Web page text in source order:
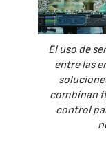
El uso de
entre las
combinan
control